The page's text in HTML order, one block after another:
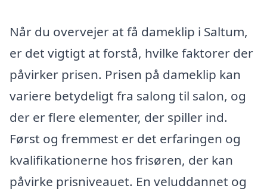
Når du overvejer at få dameklip i Saltum,
er det vigtigt at forstå, hvilke faktorer der
påvirker prisen. Prisen på dameklip kan
variere betydeligt fra salong til salon, og
der er flere elementer, der spiller ind.
Først og fremmest er det erfaringen og
kvalifikationerne hos frisøren, der kan
påvirke prisniveauet. En veluddannet og